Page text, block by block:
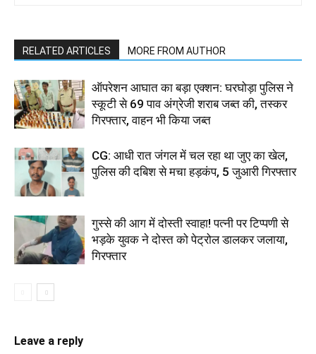
RELATED ARTICLES MORE FROM AUTHOR
ऑपरेशन आघात का बड़ा एक्शन: घरघोड़ा पुलिस ने
स्कूटी से 69 पाव अंग्रेजी शराब जब्त की, तस्कर
गिरफ्तार, वाहन भी किया जब्त
CG: आधी रात जंगल में चल रहा था जुए का खेल,
पुलिस की दबिश से मचा हड़कंप, 5 जुआरी गिरफ्तार
गुस्से की आग में दोस्ती स्वाहा! पत्नी पर टिप्पणी से
भड़के युवक ने दोस्त को पेट्रोल डालकर जलाया,
गिरफ्तार
Leave a reply